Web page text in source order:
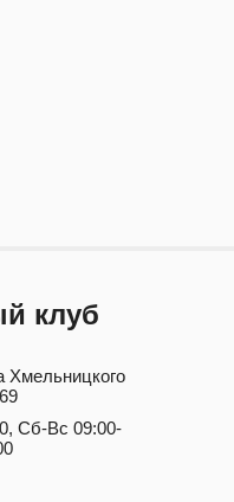
клуб
Хмельницкого
Сб-Вс 09:00-